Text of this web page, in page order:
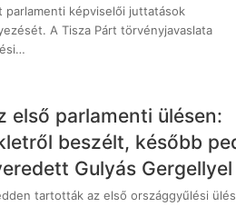
parlamenti képviselői juttatások
A Tisza Párt törvényjavaslata
első parlamenti ülésen:
beszélt, később
Gulyás Gergellyel
tartották az első országgyűlési